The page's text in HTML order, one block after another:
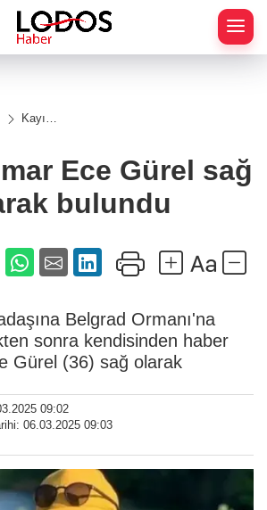
Kayıp
sağ
bulundu
Ece Gürel sağ
bulundu
Belgrad Ormanı'na
sonra kendisinden haber
Gürel (36) sağ olarak
09:02
06.03.2025 09:03